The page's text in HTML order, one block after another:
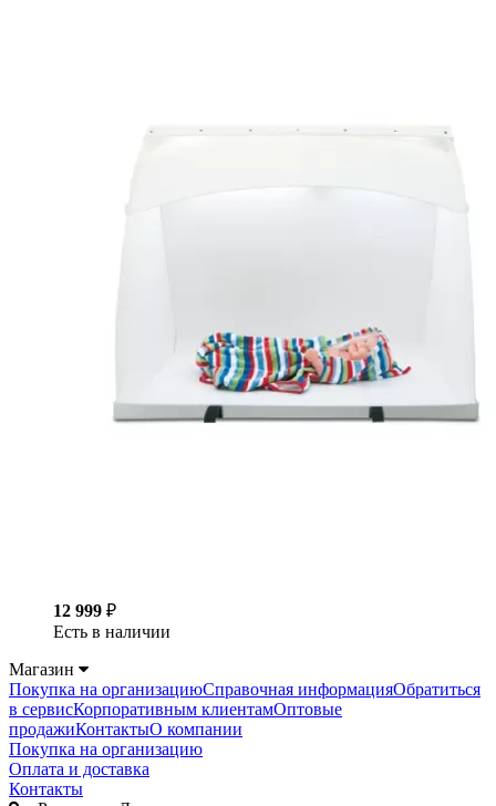
12 999 ₽
Есть в наличии
Магазин
Покупка на организациюСправочная информацияОбратиться
в сервисКорпоративным клиентамОптовые
продажиКонтактыО компании
Покупка на организацию
Оплата и доставка
Контакты